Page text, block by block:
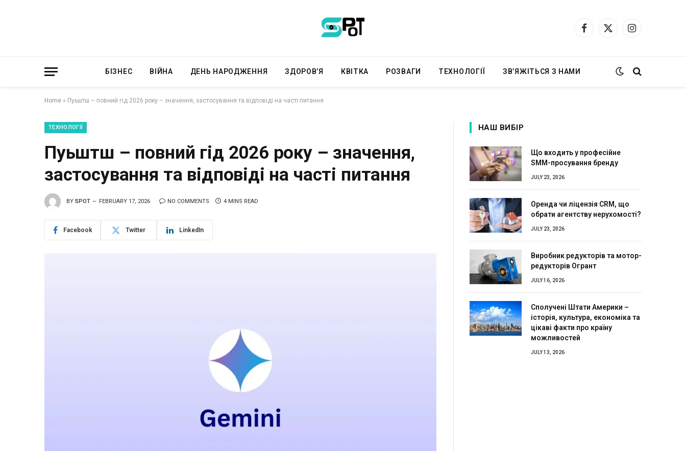
Facebook
X
Instagram
БІЗНЕС ВІЙНА ДЕНЬ НАРОДЖЕННЯ ЗДОРОВ’Я КВІТКА РОЗВАГИ ТЕХНОЛОГІЇ ЗВ’ЯЖІТЬСЯ З НАМИ
Home » Пуьштш – повний гід 2026 року – значення, застосування та відповіді на часті питання
ТЕХНОЛОГІЇ
Пуьштш – повний гід 2026 року – значення,
застосування та відповіді на часті питання
BY SPOT FEBRUARY 17, 2026 NO COMMENTS 4 MINS READ
Facebook Twitter LinkedIn
НАШ ВИБІР
Що входить у професійне
SMM-просування бренду
JULY 23, 2026
Оренда чи ліцензія CRM, що
обрати агентству нерухомості?
JULY 23, 2026
Виробник редукторів та мотор-
редукторів Огрант
JULY 16, 2026
Сполучені Штати Америки –
історія, культура, економіка та
цікаві факти про країну
можливостей
JULY 13, 2026